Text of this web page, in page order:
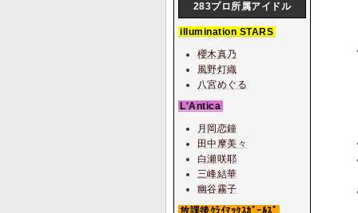
283プロ所属アイドル
illumination STARS
櫻木真乃
風野灯織
八宮めぐる
L'Antica
月岡恋鐘
田中摩美々
白瀬咲耶
三峰結華
幽谷霧子
放課後ｸﾗｲﾏｯｸｽｶﾞｰﾙｽﾞ